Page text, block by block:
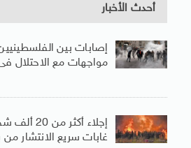
أحدث الأخبار
إصابات بين
مواجهات مع الاحتلال
إجلاء
غابات سريع الانتشار